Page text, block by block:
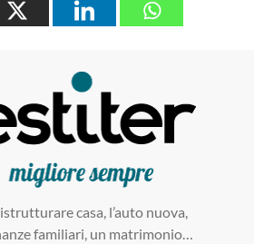
casa, l’auto nuova,
familiari, un matrimonio…